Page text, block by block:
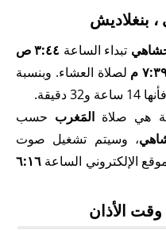
بنغلاديش
تبداء الساعة ٣:٤٤ ص
م
لصلاة العشاء. وبنسبة
هي صلاة المَغرب حسب
، وسيتم تشغيل صوت
الإلكتروني الساعة ٦:١٦
وقت الأذان